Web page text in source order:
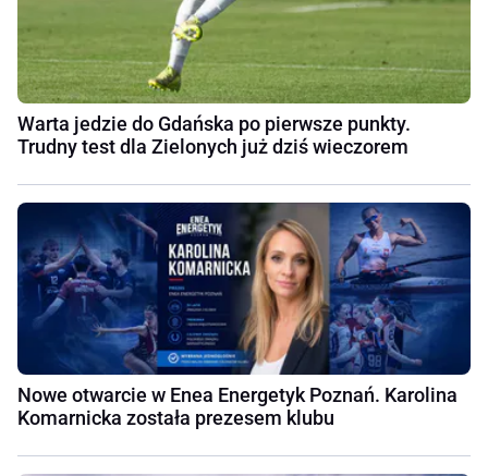
Warta jedzie do Gdańska po pierwsze punkty.
Trudny test dla Zielonych już dziś wieczorem
Nowe otwarcie w Enea Energetyk Poznań. Karolina
Komarnicka została prezesem klubu